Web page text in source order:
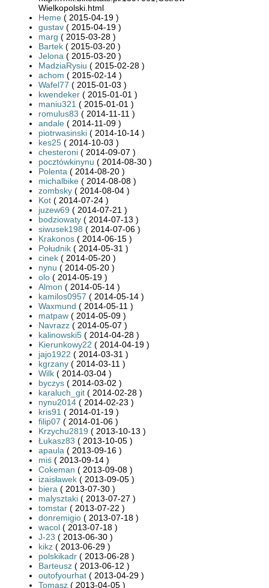
Wielkopolski.html
Heme ( 2015-04-19 )
gustav ( 2015-04-19 )
marg ( 2015-03-28 )
Bartek ( 2015-03-20 )
Jelona ( 2015-03-20 )
MadziaRysiu ( 2015-02-28 )
achom ( 2015-02-14 )
Wafel77 ( 2015-01-03 )
kwendeker ( 2015-01-01 )
maniu321 ( 2015-01-01 )
romulus83 ( 2014-11-11 )
andale ( 2014-11-09 )
piotrwasinski ( 2014-10-14 )
kes25 ( 2014-10-03 )
chesteroni ( 2014-09-07 )
pocztówkinynu ( 2014-08-30 )
Polenta ( 2014-08-20 )
michalbike ( 2014-08-08 )
zombsky ( 2014-08-04 )
Kot ( 2014-07-24 )
juzew69 ( 2014-07-21 )
bodziowaty ( 2014-07-13 )
siwusek198 ( 2014-07-06 )
Krakonos ( 2014-06-15 )
Południk ( 2014-05-31 )
cinek ( 2014-05-20 )
nynu ( 2014-05-20 )
olo ( 2014-05-19 )
Almon ( 2014-05-14 )
kamilos0957 ( 2014-05-14 )
Waxmund ( 2014-05-11 )
matpaw ( 2014-05-09 )
Navrazz ( 2014-05-07 )
kalinowski5 ( 2014-04-28 )
Kierunkowy22 ( 2014-04-19 )
jajo1922 ( 2014-03-31 )
kgrzany ( 2014-03-11 )
Wilk ( 2014-03-04 )
byczys ( 2014-03-02 )
karaluch_git ( 2014-02-28 )
nynu2014 ( 2014-02-23 )
kris91 ( 2014-01-19 )
filip07 ( 2014-01-06 )
Krzychu2819 ( 2013-10-13 )
Łukasz83 ( 2013-10-05 )
apaula ( 2013-09-16 )
miś ( 2013-09-14 )
Cokeman ( 2013-09-08 )
izaisławek ( 2013-09-05 )
biera ( 2013-07-30 )
malysztaki ( 2013-07-27 )
tomstar ( 2013-07-22 )
donremigio ( 2013-07-18 )
wacol ( 2013-07-18 )
J-23 ( 2013-06-30 )
kikz ( 2013-06-29 )
polskikadr ( 2013-06-28 )
Barteusz ( 2013-06-12 )
outofyourhat ( 2013-04-29 )
Tomasz ( 2013-04-05 )